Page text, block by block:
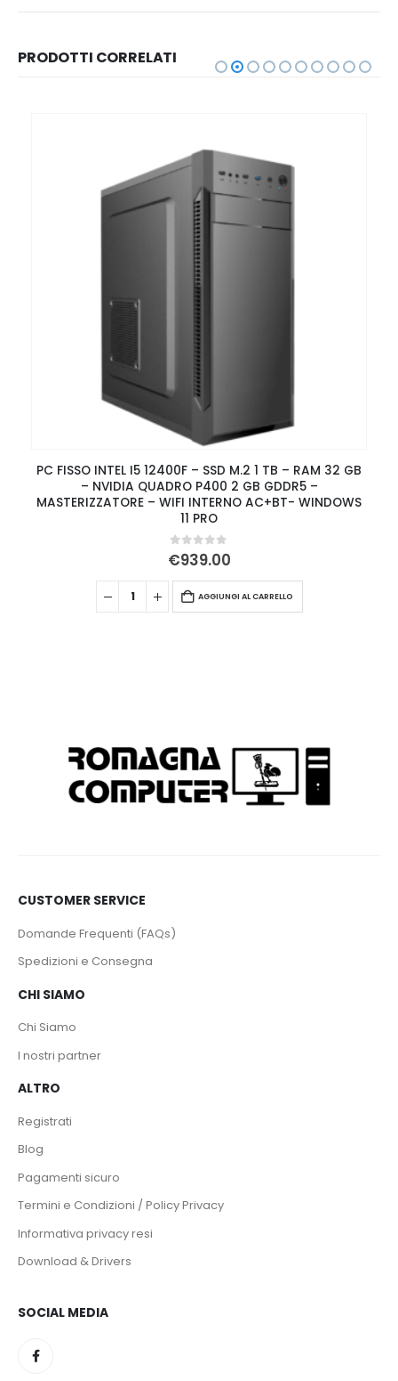
PRODOTTI CORRELATI
PC FISSO INTEL I5 12400F – SSD M.2 1 TB – RAM 32 GB
– NVIDIA QUADRO P400 2 GB GDDR5 –
MASTERIZZATORE – WIFI INTERNO AC+BT- WINDOWS
11 PRO
0Su 5
€939.00
AGGIUNGI AL CARRELLO
CUSTOMER SERVICE
Domande Frequenti (FAQs)
Spedizioni e Consegna
CHI SIAMO
Chi Siamo
I nostri partner
ALTRO
Registrati
Blog
Pagamenti sicuro
Termini e Condizioni / Policy Privacy
Informativa privacy resi
Download & Drivers
SOCIAL MEDIA